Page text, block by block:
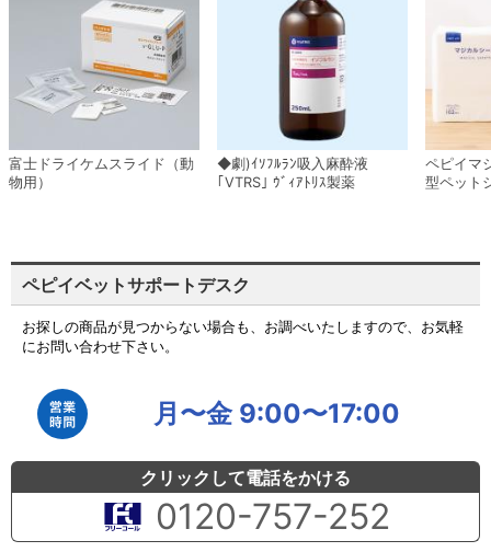
脊髄外傷
脱臼
靭帯損傷
眼球突出
虫刺傷
ヘビ咬傷
粘膜色の異常
出血による粘膜蒼白
溶血・凝固系異常
黄疸
誤食
中毒
付録 救急薬剤の体重あたり投与量一覧
富士ドライケムスライド（動
物用）
◆劇)ｲｿﾌﾙﾗﾝ吸入麻酔液
｢VTRS｣ ｳﾞｨｱﾄﾘｽ製薬
ペピイマ
型ペット
ペピイベットサポートデスク
お探しの商品が見つからない場合も、お調べいたしますので、お気軽
にお問い合わせ下さい。
月〜金 9:00〜17:00
クリックして電話をかける
0120-757-252